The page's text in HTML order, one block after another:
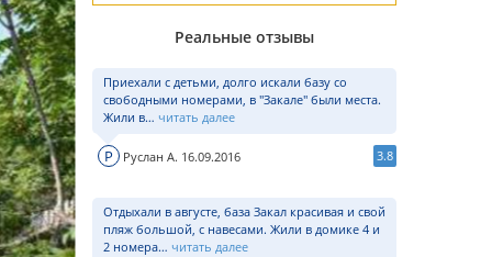
Реальные отзывы
Приехали с детьми, долго искали базу со
свободными номерами, в "Закале" были места.
Жили в… читать далее
3.8
Р Руслан А. 16.09.2016
Отдыхали в августе, база Закал красивая и свой
пляж большой, с навесами. Жили в домике 4 и
2 номера… читать далее